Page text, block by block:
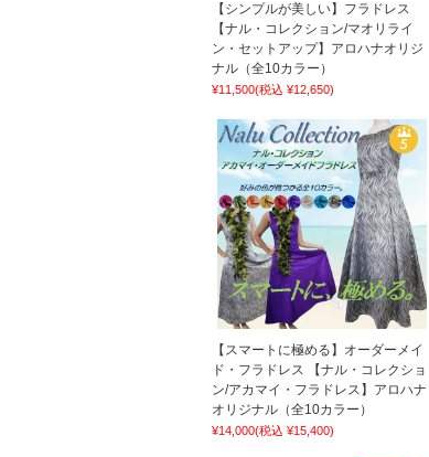
【シンプルが美しい】フラドレス
【ナル・コレクション/マオリライ
ン・セットアップ】アロハナオリジ
ナル（全10カラー）
¥11,500(税込 ¥12,650)
【スマートに極める】オーダーメイ
ド・フラドレス 【ナル・コレクショ
ン/アカマイ・フラドレス】アロハナ
オリジナル（全10カラー）
¥14,000(税込 ¥15,400)